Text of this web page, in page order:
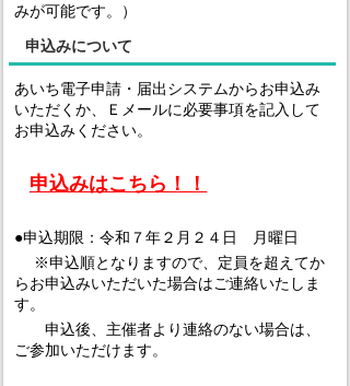
みが可能です。）
申込みについて
あいち電子申請・届出システムからお申込み
いただくか、Ｅメールに必要事項を記入して
お申込みください。
申込みはこちら！！
●申込期限：令和７年２月２４日 月曜日
※申込順となりますので、定員を超えてか
らお申込みいただいた場合はご連絡いたしま
す。
申込後、主催者より連絡のない場合は、
ご参加いただけます。